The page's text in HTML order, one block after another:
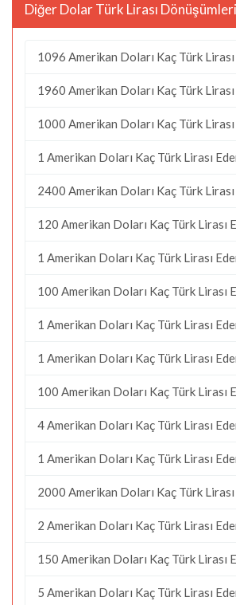
Diğer Dolar Türk Lirası Dönüşümleri
1096 Amerikan Doları Kaç Türk
1960 Amerikan Doları Kaç Türk
1000 Amerikan Doları Kaç Türk
1 Amerikan Doları Kaç Türk Lirası
2400 Amerikan Doları Kaç Türk
120 Amerikan Doları Kaç Türk Lirası
1 Amerikan Doları Kaç Türk Lirası
100 Amerikan Doları Kaç Türk Lirası
1 Amerikan Doları Kaç Türk Lirası
1 Amerikan Doları Kaç Türk Lirası
100 Amerikan Doları Kaç Türk Lirası
4 Amerikan Doları Kaç Türk Lirası
1 Amerikan Doları Kaç Türk Lirası
2000 Amerikan Doları Kaç Türk
2 Amerikan Doları Kaç Türk Lirası
150 Amerikan Doları Kaç Türk Lirası
5 Amerikan Doları Kaç Türk Lirası